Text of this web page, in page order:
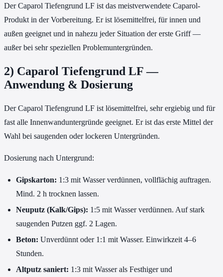
Der Caparol Tiefengrund LF ist das meistverwendete Caparol-
Produkt in der Vorbereitung. Er ist lösemittelfrei, für innen und
außen geeignet und in nahezu jeder Situation der erste Griff —
außer bei sehr speziellen Problemuntergründen.
2) Caparol Tiefengrund LF —
Anwendung & Dosierung
Der Caparol Tiefengrund LF ist lösemittelfrei, sehr ergiebig und für
fast alle Innenwanduntergründe geeignet. Er ist das erste Mittel der
Wahl bei saugenden oder lockeren Untergründen.
Dosierung nach Untergrund:
Gipskarton: 1:3 mit Wasser verdünnen, vollflächig auftragen.
Mind. 2 h trocknen lassen.
Neuputz (Kalk/Gips): 1:5 mit Wasser verdünnen. Auf stark
saugenden Putzen ggf. 2 Lagen.
Beton: Unverdünnt oder 1:1 mit Wasser. Einwirkzeit 4–6
Stunden.
Altputz saniert: 1:3 mit Wasser als Festhiger und